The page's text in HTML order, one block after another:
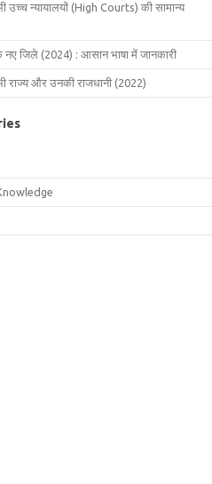
उच्च न्यायालयों (High Courts) की सामान्य
नए जिले (2024) : आसान भाषा में जानकारी
राज्य और उनकी राजधानी (2022)